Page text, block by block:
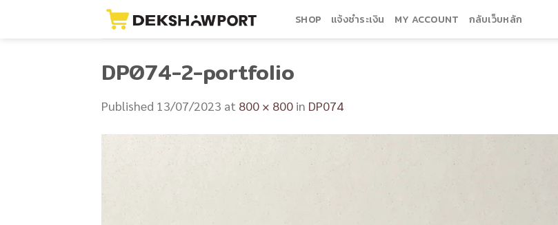
SHOP แจ้งชำระเงิน MY ACCOUNT กลับเว็บหลัก
DP074-2-portfolio
Published 13/07/2023 at 800 × 800 in DP074